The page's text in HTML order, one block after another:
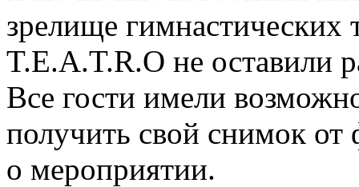
зрелище
T.E.A.T.R.O не оставили
Все гости имели
получить свой снимок от
о мероприятии.